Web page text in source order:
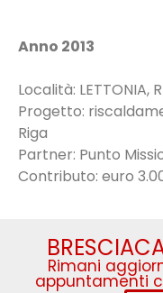
Anno 2013
Località: LETTONIA,
Progetto:
Riga
Partner: Punto
Contributo: euro
Rimani
appuntamenti